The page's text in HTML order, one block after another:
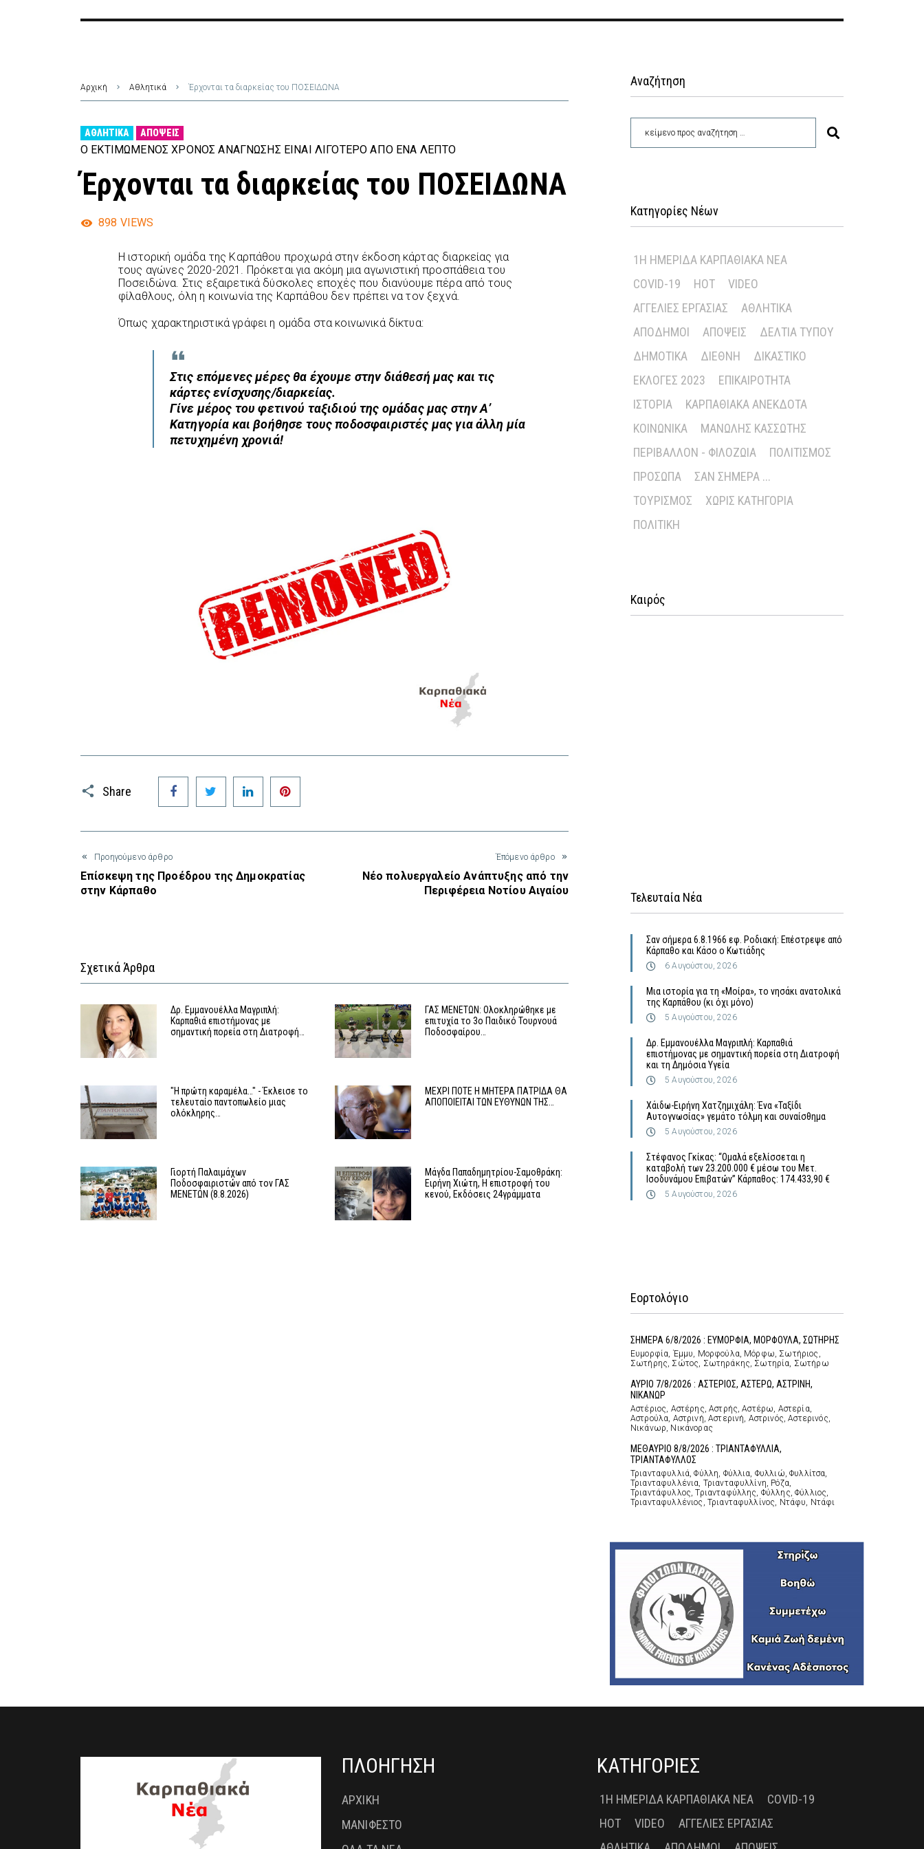
Αρχική Αθλητικά Έρχονται τα διαρκείας του ΠΟΣΕΙΔΩΝΑ
ΑΘΛΗΤΙΚΆ ΑΠΌΨΕΙΣ
Ο ΕΚΤΙΜΏΜΕΝΟΣ ΧΡΌΝΟΣ ΑΝΆΓΝΩΣΗΣ ΕΊΝΑΙ ΛΙΓΌΤΕΡΟ ΑΠΌ ΈΝΑ ΛΕΠΤΌ
Έρχονται τα διαρκείας του ΠΟΣΕΙΔΩΝΑ
898 VIEWS
Η ιστορική ομάδα της Καρπάθου προχωρά στην έκδοση κάρτας διαρκείας για
τους αγώνες 2020-2021. Πρόκεται για ακόμη μια αγωνιστική προσπάθεια του
Ποσειδώνα. Στις εξαιρετικά δύσκολες εποχές που διανύουμε πέρα από τους
φίλαθλους, όλη η κοινωνία της Καρπάθου δεν πρέπει να τον ξεχνά.
Όπως χαρακτηριστικά γράφει η ομάδα στα κοινωνικά δίκτυα:
Στις επόμενες μέρες θα έχουμε στην διάθεσή μας και τις
κάρτες ενίσχυσης/διαρκείας.
Γίνε μέρος του φετινού ταξιδιού της ομάδας μας στην Α’
Κατηγορία και βοήθησε τους ποδοσφαιριστές μας για άλλη μία
πετυχημένη χρονιά!
Share
Facebook Twitter LinkedIn
Προηγούμενο άρθρο
Επίσκεψη της Προέδρου της Δημοκρατίας
στην Κάρπαθο
Έπόμενο άρθρο
Νέο πολυεργαλείο Ανάπτυξης από την
Περιφέρεια Νοτίου Αιγαίου
Σχετικά Άρθρα
Δρ. Εμμανουέλλα Μαγριπλή:
Καρπαθιά επιστήμονας με
σημαντική πορεία στη Διατροφή…
ΓΑΣ ΜΕΝΕΤΩΝ: Ολοκληρώθηκε με
επιτυχία το 3ο Παιδικό Τουρνουά
Ποδοσφαίρου…
"Η πρώτη καραμέλα…" - Έκλεισε το
τελευταίο παντοπωλείο μιας
ολόκληρης…
ΜΕΧΡΙ ΠΟΤΕ Η ΜΗΤΕΡΑ ΠΑΤΡΙΔΑ ΘΑ
ΑΠΟΠΟΙΕΙΤΑΙ ΤΩΝ ΕΥΘΥΝΩΝ ΤΗΣ…
Γιορτή Παλαιμάχων
Ποδοσφαιριστών από τον ΓΑΣ
ΜΕΝΕΤΩΝ (8.8.2026)
Μάγδα Παπαδημητρίου-Σαμοθράκη:
Ειρήνη Χιώτη, Η επιστροφή του
κενού, Εκδόσεις 24γράμματα
Αναζήτηση
Κατηγορίες Νέων
1Η ΗΜΕΡΊΔΑ ΚΑΡΠΑΘΙΑΚΆ ΝΈΑ
COVID-19
HOT
VIDEO
ΑΓΓΕΛΊΕΣ ΕΡΓΑΣΊΑΣ
ΑΘΛΗΤΙΚΆ
ΑΠΌΔΗΜΟΙ
ΑΠΌΨΕΙΣ
ΔΕΛΤΊΑ ΤΎΠΟΥ
ΔΗΜΟΤΙΚΆ
ΔΙΕΘΝΉ
ΔΙΚΑΣΤΙΚΌ
ΕΚΛΟΓΈΣ 2023
ΕΠΙΚΑΙΡΌΤΗΤΑ
ΙΣΤΟΡΊΑ
ΚΑΡΠΑΘΙΑΚΆ ΑΝΈΚΔΟΤΑ
ΚΟΙΝΩΝΙΚΆ
ΜΑΝΏΛΗΣ ΚΑΣΣΏΤΗΣ
ΠΕΡΙΒΆΛΛΟΝ - ΦΙΛΟΖΩΊΑ
ΠΟΛΙΤΙΣΜΌΣ
ΠΡΌΣΩΠΑ
ΣΑΝ ΣΉΜΕΡΑ ...
ΤΟΥΡΙΣΜΌΣ
ΧΩΡΊΣ ΚΑΤΗΓΟΡΊΑ
ΠΟΛΙΤΙΚΉ
Καιρός
Τελευταία Νέα
Σαν σήμερα 6.8.1966 εφ. Ροδιακή: Επέστρεψε από
Κάρπαθο και Κάσο ο Κωτιάδης
6 Αυγούστου, 2026
Μια ιστορία για τη «Μοίρα», το νησάκι ανατολικά
της Καρπάθου (κι όχι μόνο)
5 Αυγούστου, 2026
Δρ. Εμμανουέλλα Μαγριπλή: Καρπαθιά
επιστήμονας με σημαντική πορεία στη Διατροφή
και τη Δημόσια Υγεία
5 Αυγούστου, 2026
Χάιδω-Ειρήνη Χατζημιχάλη: Ένα «Ταξίδι
Αυτογνωσίας» γεμάτο τόλμη και συναίσθημα
5 Αυγούστου, 2026
Στέφανος Γκίκας: “Ομαλά εξελίσσεται η
καταβολή των 23.200.000 € μέσω του Μετ.
Ισοδυνάμου Επιβατών” Κάρπαθος: 174.433,90 €
5 Αυγούστου, 2026
Εορτολόγιο
ΣΗΜΕΡΑ 6/8/2026 : ΕΥΜΟΡΦΙΑ, ΜΟΡΦΟΥΛΑ, ΣΩΤΗΡΗΣ
Ευμορφία, Έμμυ, Μορφούλα, Μόρφω, Σωτήριος,
Σωτήρης, Σώτος, Σωτηράκης, Σωτηρία, Σωτήρω
ΑΥΡΙΟ 7/8/2026 : ΑΣΤΕΡΙΟΣ, ΑΣΤΕΡΩ, ΑΣΤΡΙΝΗ,
ΝΙΚΑΝΩΡ
Αστέριος, Αστέρης, Αστρής, Αστέρω, Αστερία,
Αστρούλα, Αστρινή, Αστερινή, Αστρινός, Αστερινός,
Νικάνωρ, Νικάνορας
ΜΕΘΑΥΡΙΟ 8/8/2026 : ΤΡΙΑΝΤΑΦΥΛΛΙΑ,
ΤΡΙΑΝΤΑΦΥΛΛΟΣ
Τριανταφυλλιά, Φύλλη, Φύλλια, Φυλλιώ, Φυλλίτσα,
Τριανταφυλλένια, Τριανταφυλλίνη, Ρόζα,
Τριαντάφυλλος, Τριανταφύλλης, Φύλλης, Φύλλιος,
Τριανταφυλλένιος, Τριανταφυλλίνος, Ντάφυ, Ντάφι
ΠΛΟΗΓΗΣΗ
ΑΡΧΙΚΗ
ΜΑΝΙΦΕΣΤΟ
ΚΑΤΗΓΟΡΙΕΣ
1Η ΗΜΕΡΊΔΑ ΚΑΡΠΑΘΙΑΚΆ ΝΈΑ
COVID-19
HOT
VIDEO
ΑΓΓΕΛΊΕΣ ΕΡΓΑΣΊΑΣ